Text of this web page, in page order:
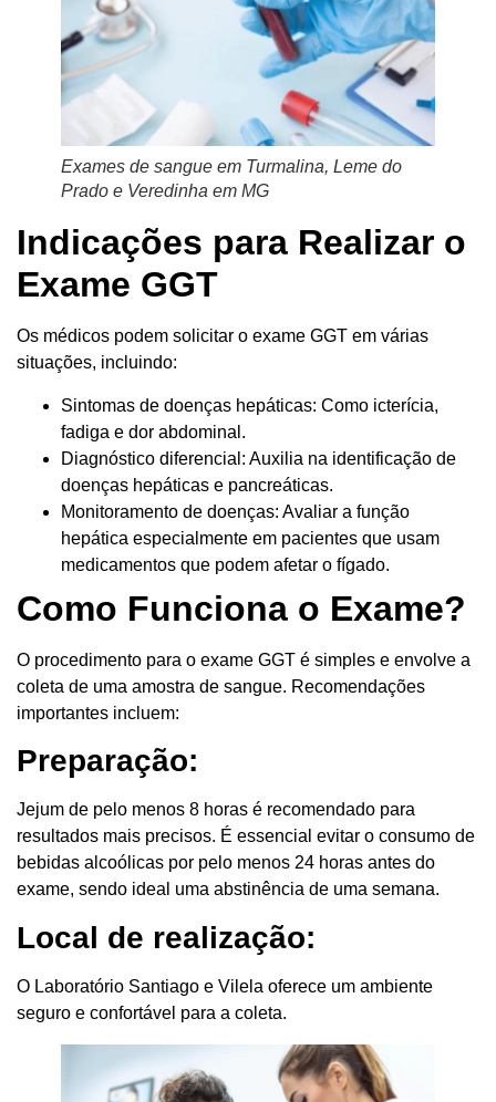
Exames de sangue em Turmalina, Leme do
Prado e Veredinha em MG
Indicações para Realizar o
Exame GGT
Os médicos podem solicitar o exame GGT em várias
situações, incluindo:
Sintomas de doenças hepáticas: Como icterícia,
fadiga e dor abdominal.
Diagnóstico diferencial: Auxilia na identificação de
doenças hepáticas e pancreáticas.
Monitoramento de doenças: Avaliar a função
hepática especialmente em pacientes que usam
medicamentos que podem afetar o fígado.
Como Funciona o Exame?
O procedimento para o exame GGT é simples e envolve a
coleta de uma amostra de sangue. Recomendações
importantes incluem:
Preparação:
Jejum de pelo menos 8 horas é recomendado para
resultados mais precisos. É essencial evitar o consumo de
bebidas alcoólicas por pelo menos 24 horas antes do
exame, sendo ideal uma abstinência de uma semana.
Local de realização:
O Laboratório Santiago e Vilela oferece um ambiente
seguro e confortável para a coleta.